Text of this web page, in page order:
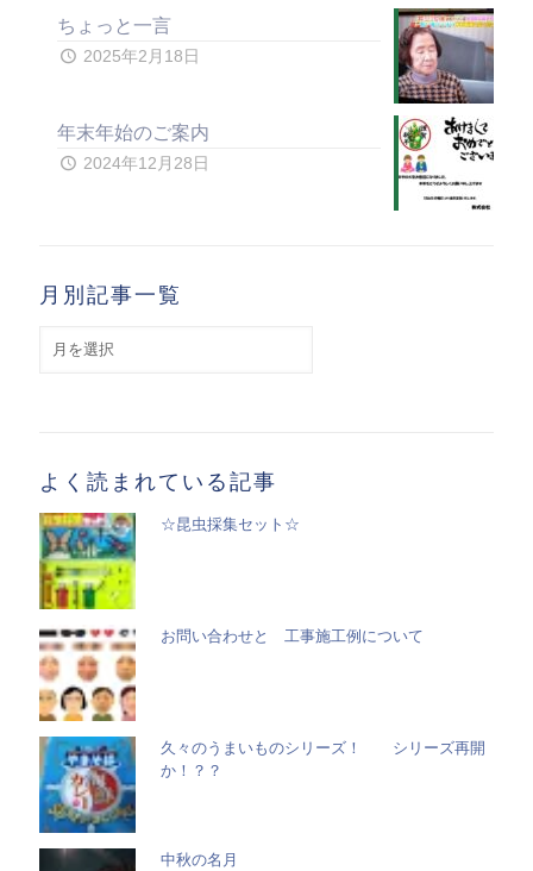
ちょっと一言
2025年2月18日
年末年始のご案内
2024年12月28日
月別記事一覧
よく読まれている記事
☆昆虫採集セット☆
お問い合わせと 工事施工例について
久々のうまいものシリーズ！ シリーズ再開
か！？？
中秋の名月